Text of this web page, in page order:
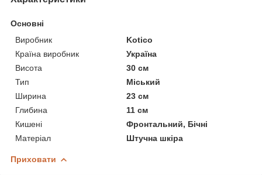
Основні
Виробник
Kotico
Країна виробник
Україна
Висота
30 см
Тип
Міський
Ширина
23 см
Глибина
11 см
Кишені
Фронтальний, Бічні
Матеріал
Штучна шкіра
Приховати